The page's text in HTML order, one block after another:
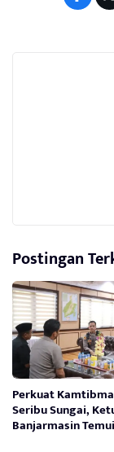
Postingan
Perkuat
Seribu Sungai,
Banjarmasin